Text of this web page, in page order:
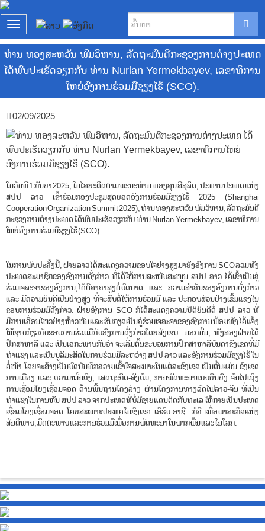
T
o
g
g
e
n
a
v
i
g
a
t
i
o
ທ່ານ ທອງສະຫວັນ ພົມວິຫານ, ລັດຖະມົນຕີກະຊວງການຕ່າງປະເທດ
ໄດ້ພົບປະເຮັດວຽກກັບ ທ່ານ Nurlan Yermekbayev, ເລຂາທິການ
ໃຫຍ່ອົງການຮ່ວມມືຊຽງໄຮ້ (SCO).
02/09/2025
ໃນວັນທີ 1 ກັນຍາ 2025, ໃນໄລຍະຕິດຕາມ ພະນະທ່ານ ທອງລຸນ ສີສຸລິດ, ປະທານປະເທດ ແຫ່ງ
ສປປ ລາວ ເຂົ້າຮ່ວມກອງປະຊຸມສຸດຍອດອົງການຮ່ວມມືຊຽງໄຮ້ 2025 (Shanghai
Cooperation Organization Summit 2025), ທ່ານ ທອງສະຫວັນ ພົມວິຫານ, ລັດຖະມົນຕີ
ກະຊວງການຕ່າງປະເທດ ໄດ້ພົບປະເຮັດວຽກກັບ ທ່ານ Nurlan Yermekbayev, ເລຂາທິການ
ໃຫຍ່ອົງການຮ່ວມມືຊຽງໄຮ້ (SCO).
ໃນການພົບປະຄັ້ງນີ້, ຝ່າຍລາວ ໄດ້ສະແດງຄວາມຂອບໃຈຢ່າງສູງມາຍັງອົງການ SCO ລວມທັງ
ປະເທດສະມາຊິກຂອງອົງການດັ່ງກ່າວ ທີ່ໄດ້ໃຫ້ການສະໜັບສະໜູນ ສປປ ລາວ ໄດ້ເຂົ້າເປັນຄູ່
ຮ່ວມເຈລະຈາຂອງອົງການ,ໄດ້ຕີລາຄາສູງຕໍ່ບົດບາດ ແລະ ຄວາມສຳຄັນຂອງອົງການດັ່ງກ່າວ
ແລະ ມີຄວາມຍິນດີເປັນຢ່າງສູງ ທີ່ຈະສືບຕໍ່ໃຫ້ການຮ່ວມມື ແລະ ປະກອບສ່ວນຢ່າງເຂັ້ມແຂງໃນ
ຂອບການຮ່ວມມືດັ່ງກ່າວ. ຝ່າຍອົງການ SCO ກໍໄດ້ສະແດງຄວາມປິຕິຍິນດີຕໍ່ ສປປ ລາວ ທີ່
ມີການເຄື່ອນໄຫວຢ່າງຫ້າວຫັນ ແລະ ຮັບກຽດເປັນຄູ່ຮ່ວມເຈລະຈາຂອງອົງການ ພ້ອມທັງ ໄດ້ແຈ້ງ
ໃຫ້ຊາບກ່ຽວກັບຂອບການຮ່ວມມືກັບອົງການດັ່ງກ່າວໂດຍສັງເຂບ. ນອກນັ້ນ, ທັງສອງຝ່າຍໄດ້
ປຶກສາຫາລື ແລະ ເປັນເອກະພາບກັນວ່າ ຈະເລີ່ມຕົ້ນຂະບວນການປຶກສາຫາລືບັນດາຂົງເຂດທີ່ມີ
ທ່າແຮງ ແລະ ເປັນບູລິມະສິດໃນການຮ່ວມມືລະຫວ່າງ ສປປ ລາວ ແລະ ອົງການຮ່ວມມືຊຽງໄຮ້ ໃນ
ຕໍ່ໜ້າ ໂດຍຈະສ້າງເປັນບົດບັນທຶກຄວາມເຂົ້າໃຈສະເພາະໃນແຕ່ລະຂົງເຂດ ເປັນຕົ້ນແມ່ນ ຂົງເຂດ
ການເມືອງ ແລະ ຄວາມໝັ້ນຄົງ, ເສດຖະກິດ-ສັງຄົມ, ການພັດທະນາແບບຍືນຍົງ ຈົນໄປເຖິງ
ການເຊື່ອມໂຍງເຊື່ອມຈອດ ດ້ານພື້ນຖານໂຄງລ່າງ ຜ່ານໂຄງການທາງລົດໄຟລາວ-ຈີນ ທີ່ເປັນ
ທ່າແຮງໃນການຫັນ ສປປ ລາວ ຈາກປະເທດທີ່ບໍ່ມີຊາຍແດນຕິດກັບທະເລ ໃຫ້ກາຍເປັນປະເທດ
ເຊື່ອມໂຍງເຊື່ອມຈອດ ໂດຍສະເພາະປະເທດໃນຂົງເຂດ ເອີຣົບ-ອາຊີ ກໍຄື ເພື່ອພາລະກິດແຫ່ງ
ສັນຕິພາບ, ມິດຕະພາບ ແລະ ການຮ່ວມມືເພື່ອການພັດທະນາໃນພາກພື້ນ ແລະ ໃນໂລກ.